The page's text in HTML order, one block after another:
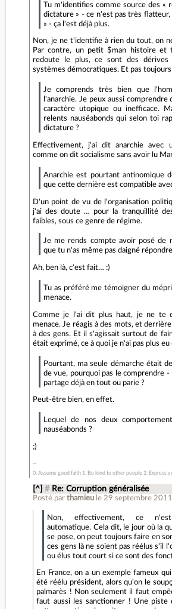
Tu m'identifies comme source des «
dictature » - ce n'est pas très flatteur,
» - ça l'est déjà plus.
Non, je ne t'identifie à rien du tout, on
Par contre, un petit $man histoire et
redoute le plus, ce sont des
systèmes démocratiques. Et pas
Je comprends très bien que
l'anarchie. Je peux aussi
caractère utopique ou inefficace.
relents nauséabonds qui selon toi
dictature ?
Effectivement, j'ai dit anarchie avec
comme on dit socialisme sans avoir lu
Anarchie est pourtant antinomique
que cette dernière est compatible
D'un point de vu de l'organisation
j'ai des doute … pour la tranquillité
faibles, sous ce genre de régime.
Je me rends compte avoir posé de
que tu n'as même pas daigné
Ah, ben là, c'est fait… :)
Tu as préféré me témoigner du
menace.
Comme je l'ai dit plus haut, je ne te
menace. Je réagis à des mots, et
à des gens. Et il s'agissait surtout de
était exprimé, ce à quoi je n'ai pas plus
Pourtant, ma seule démarche était
de vue, pourquoi pas le comprendre
partage déjà en tout ou parie ?
Peut-être bien, en effet.
Lequel de nos deux
nauséabonds ?
;)
0. Assume good faith 1. Be kind to other people 2. Express
[^] # Re: Corruption généralisée
Posté parthamieu le 29 septembre
Non, effectivement, ce
automatique. Cela dit, le jour où la
se pose, on peut toujours faire en
ces gens là ne soient pas réélus s'il
ou élus tout court si ce sont des
En France, on a un exemple fameux
été réélu président, alors qu'on le
palmarès ! Non seulement il faut
faut aussi les sanctionner ! Une piste